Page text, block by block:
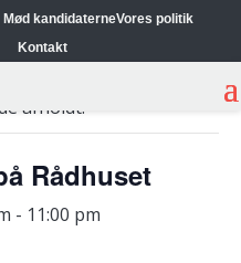
Mød kandidaterneVores politik
Kontakt
afholdt.
Rådhuset
- 11:00 pm